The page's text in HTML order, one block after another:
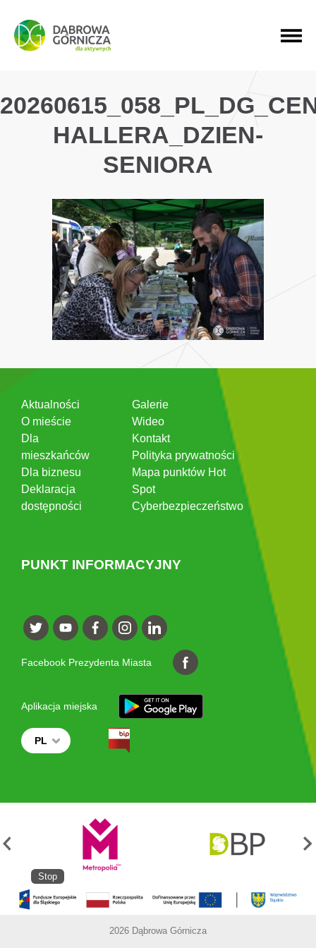
PRZEJDŹ DO MENU GŁÓWNEGO
PRZEJDŹ DO WYSZUKIWARKI
PRZEJDŹ DO TREŚCI
HALLERA_DZIEN-
SENIORA
Aktualności
O mieście
Dla
mieszkańców
Dla biznesu
Deklaracja
dostępności
Galerie
Wideo
Kontakt
Polityka prywatności
Mapa punktów Hot
Spot
Cyberbezpieczeństwo
PUNKT INFORMACYJNY
Facebook Prezydenta Miasta
Aplikacja miejska
PL
Stop
2026 Dąbrowa Górnicza